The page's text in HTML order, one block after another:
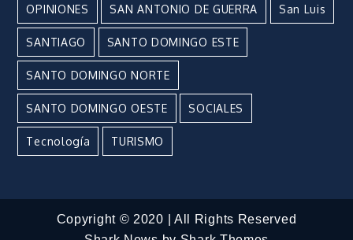
OPINIONES SAN ANTONIO DE GUERRA San Luis
SANTIAGO SANTO DOMINGO ESTE
SANTO DOMINGO NORTE
SANTO DOMINGO OESTE SOCIALES
Tecnología TURISMO
Copyright © 2020 | All Rights Reserved